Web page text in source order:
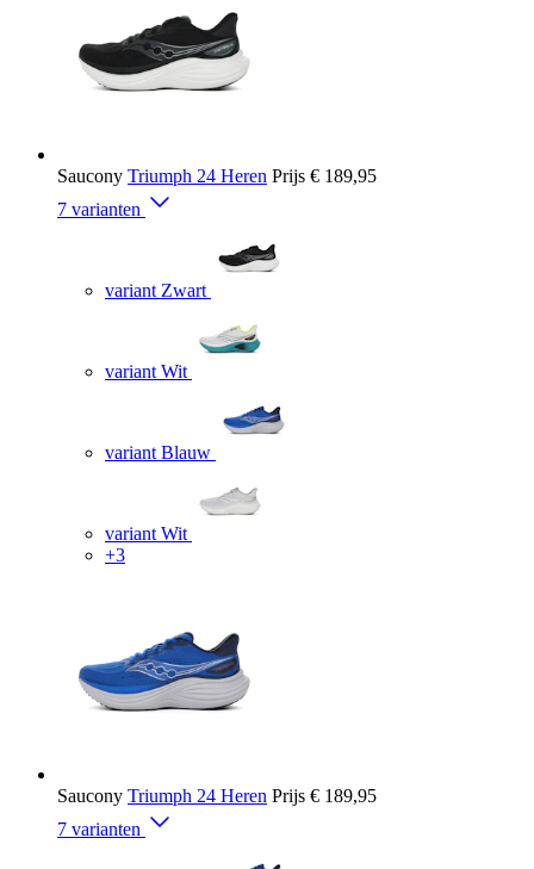
Saucony Triumph 24 Heren Prijs € 189,95
7 varianten
variant Zwart
variant Wit
variant Blauw
variant Wit
+3
Saucony Triumph 24 Heren Prijs € 189,95
7 varianten